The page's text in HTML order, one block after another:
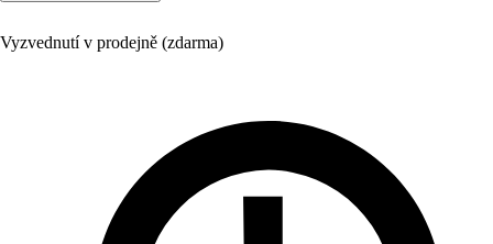
Vyzvednutí v prodejně (zdarma)